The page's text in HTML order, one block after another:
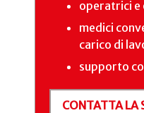
operatrici
medici
carico di
supporto
CONTATTA LA